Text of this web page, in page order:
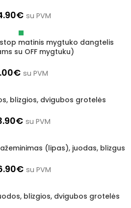
€ su PVM
matinis mygtuko dangtelis
su OFF mygtuku)
€ su PVM
blizgios, dvigubos grotelės
€ su PVM
(lipas), juodas, blizgus
€ su PVM
blizgios, dvigubos grotelės